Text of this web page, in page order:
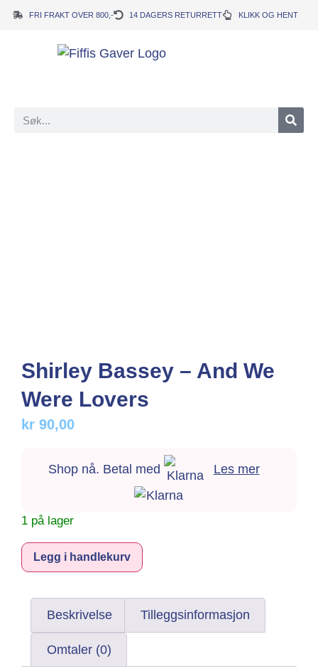
FRI FRAKT OVER 800,- 14 DAGERS RETURRETT KLIKK OG HENT
Shirley Bassey – And We
Were Lovers
kr 90,00
Shop nå. Betal med Les mer
1 på lager
Legg i handlekurv
Beskrivelse Tilleggsinformasjon
Omtaler (0)